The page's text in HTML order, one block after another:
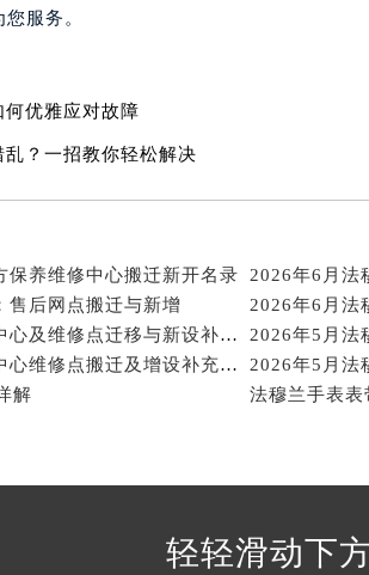
区五环大街法穆兰售后服务中心（需提前
区站前街法穆兰售后服务中心（需提前预
区胜利路法穆兰售后服务中心（需提前预
区解放大街法穆兰售后服务中心（需提前
山区中央路法穆兰售后服务中心（需提前
区中央大街法穆兰售后服务中心（需提前
区新运大街法穆兰售后服务中心（需提前
区市府路与渤海大街交叉口法穆兰售后服
区中街路83号亨得利名表维修授权店1楼
服务。
优雅应对故障
？一招教你轻松解决
保养维修中心搬迁新开名录
2026年6月法
售后网点搬迁与新增
2026年6月法
2026年6月法穆兰官方保养服务中心及维修点迁移与新设补充公告
2026年5月法
2026年5月法穆兰官方保养服务中心维修点搬迁及增设补充方案文件
解
法穆兰手表
轻轻滑动下